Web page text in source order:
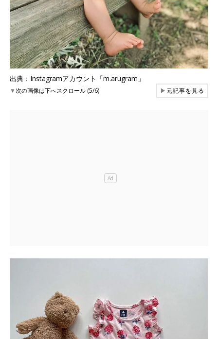
出典：Instagramアカウント「m.arugram」
▼次の画像は下へスクロール (5/6) ▶元記事を見る